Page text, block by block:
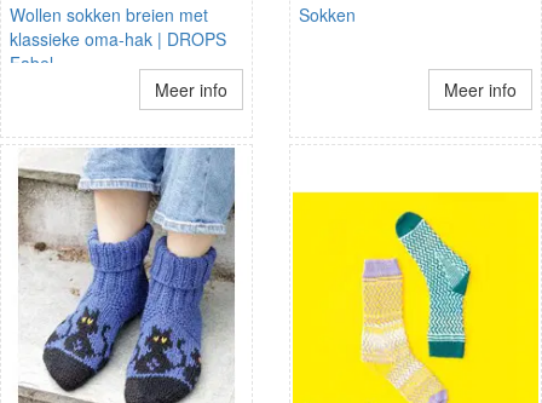
Wollen sokken breien met
klassieke oma-hak | DROPS
Fabel
Meer info
Sokken
Meer info